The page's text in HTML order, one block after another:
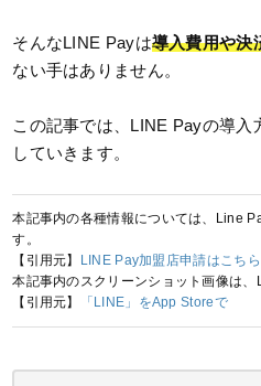
そんなLINE Payは導入費用や決
ない手はありません。
この記事では、LINE Payの導入
していきます。
本記事内の各種情報については、Line
す。
【引用元】
LINE Pay加盟店申請はこちら
本記事内のスクリーンショット画像は、
【引用元】
「LINE」をApp Storeで